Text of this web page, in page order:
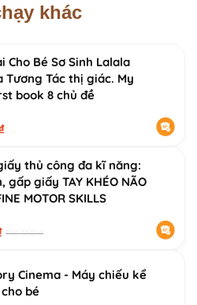
khác
Cho Bé Sơ Sinh Lalala
Tương Tác thị giác. My
book 8 chủ đề
thủ công đa kĩ năng:
gấp giấy TAY KHÉO NÃO
MOTOR SKILLS
196.350₫
Cinema - Máy chiếu kể
bé